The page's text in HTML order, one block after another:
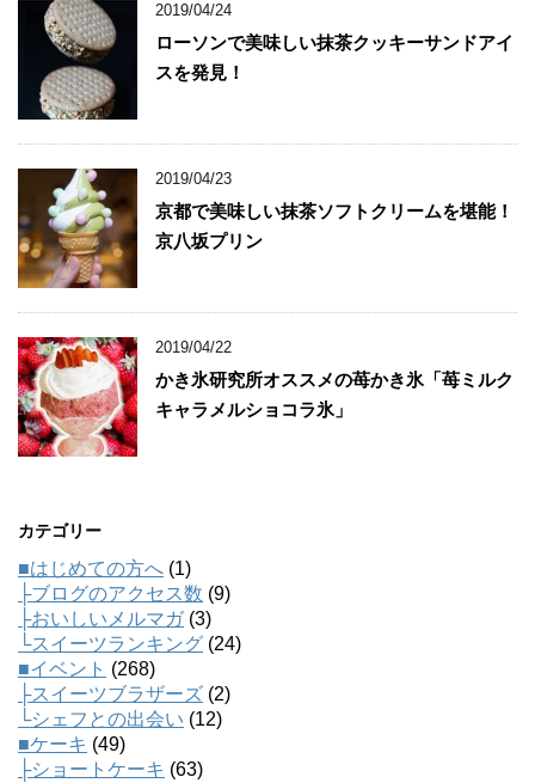
2019/04/24
ローソンで美味しい抹茶クッキーサンドアイ
スを発見！
2019/04/23
京都で美味しい抹茶ソフトクリームを堪能！
京八坂プリン
2019/04/22
かき氷研究所オススメの苺かき氷「苺ミルク
キャラメルショコラ氷」
カテゴリー
■はじめての方へ (1)
├ブログのアクセス数 (9)
├おいしいメルマガ(3)
└スイーツランキング (24)
■イベント (268)
├スイーツブラザーズ (2)
└シェフとの出会い (12)
■ケーキ (49)
├ショートケーキ (63)